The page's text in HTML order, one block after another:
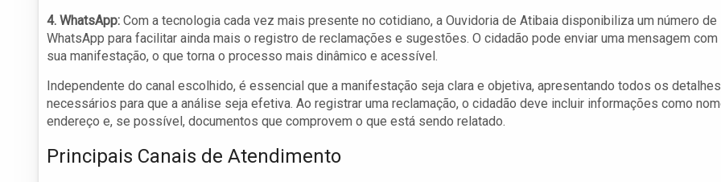
4. WhatsApp: Com a tecnologia cada vez mais presente no cotidiano, a Ouvidoria de Atibaia disponibiliza um número de
WhatsApp para facilitar ainda mais o registro de reclamações e sugestões. O cidadão pode enviar uma mensagem com
sua manifestação, o que torna o processo mais dinâmico e acessível.
Independente do canal escolhido, é essencial que a manifestação seja clara e objetiva, apresentando todos os detalhes
necessários para que a análise seja efetiva. Ao registrar uma reclamação, o cidadão deve incluir informações como
endereço e, se possível, documentos que comprovem o que está sendo relatado.
Principais Canais de Atendimento